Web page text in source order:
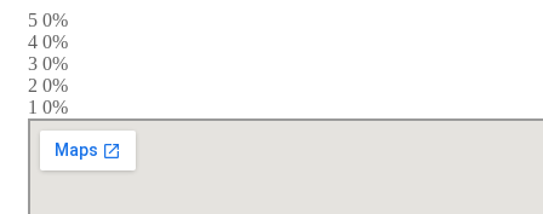
5 0%
4 0%
3 0%
2 0%
1 0%